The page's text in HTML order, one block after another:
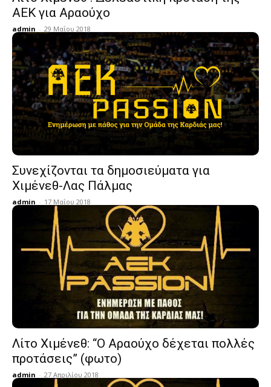
ΑΕΚ για Αραούχο
admin - 29 Μαΐου 2018
Συνεχίζονται τα δημοσιεύματα για
Χιμένεθ-Λας Πάλμας
admin - 17 Μαΐου 2018
Λίτο Χιμένεθ: “Ο Αραούχο δέχεται πολλές
προτάσεις” (φωτο)
admin - 27 Απριλίου 2018